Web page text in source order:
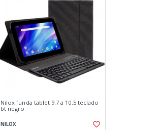
Nilox funda tablet 9.7 a 10.5 teclado
bt negro
NILOX